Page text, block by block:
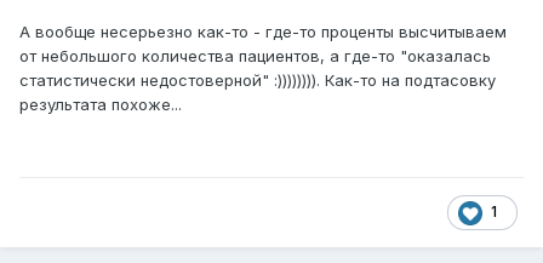
А вообще несерьезно как-то - где-то проценты высчитываем
от небольшого количества пациентов, а где-то "оказалась
статистически недостоверной" :)))))))). Как-то на подтасовку
результата похоже...
1